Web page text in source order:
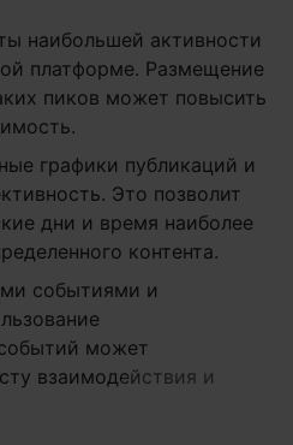
наибольшей активности
платформе. Размещение
пиков может повысить
графики публикаций и
Это позволит
дни и время наиболее
контента.
событиями и
может
взаимодействия и